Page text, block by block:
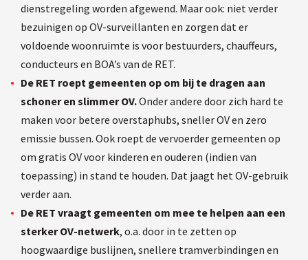
dienstregeling worden afgewend. Maar ook: niet verder
bezuinigen op OV-surveillanten en zorgen dat er
voldoende woonruimte is voor bestuurders, chauffeurs,
conducteurs en BOA’s van de RET.
De RET roept gemeenten op om bij te dragen aan
schoner en slimmer OV.Onder andere door zich hard te
maken voor betere overstaphubs, sneller OV en zero
emissie bussen. Ook roept de vervoerder gemeenten op
om gratis OV voor kinderen en ouderen (indien van
toepassing) in stand te houden. Dat jaagt het OV-gebruik
verder aan.
De RET vraagt gemeenten om mee te helpen aan een
sterker OV-netwerk, o.a. door in te zetten op
hoogwaardige buslijnen, snellere tramverbindingen en